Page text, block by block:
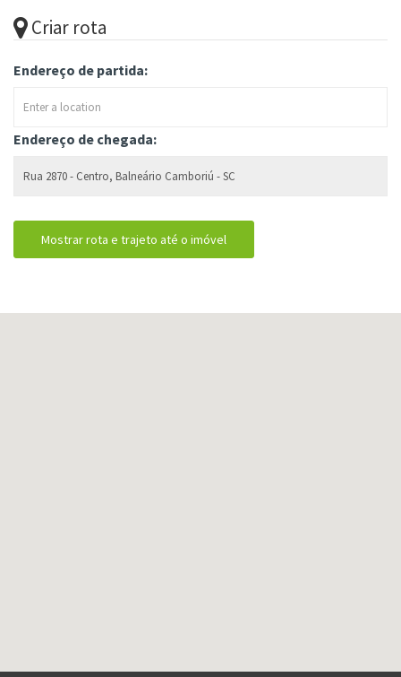
Criar rota
Endereço de partida:
Endereço de chegada: